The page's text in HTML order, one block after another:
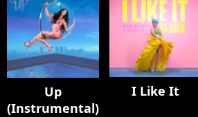
Up
(Instrumental)
I Like It